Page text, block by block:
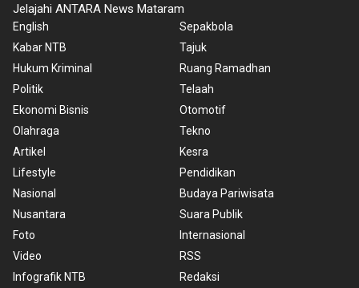
Jelajahi ANTARA News Mataram
English
Kabar NTB
Hukum Kriminal
Politik
Ekonomi Bisnis
Olahraga
Artikel
Lifestyle
Nasional
Nusantara
Foto
Video
Infografik NTB
Sepakbola
Tajuk
Ruang Ramadhan
Telaah
Otomotif
Tekno
Kesra
Pendidikan
Budaya Pariwisata
Suara Publik
Internasional
RSS
Redaksi